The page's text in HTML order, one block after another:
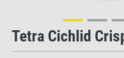
Tetra Cichlid